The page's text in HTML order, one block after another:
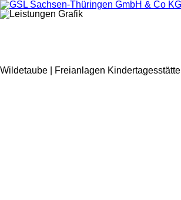
Wildetaube | Freianlagen Kindertagesstätte